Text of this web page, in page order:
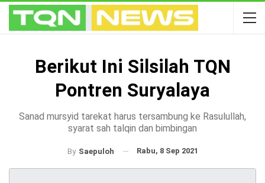
Berikut Ini Silsilah TQN
Pontren Suryalaya
Sanad mursyid tarekat harus tersambung ke Rasulullah,
syarat sah talqin dan bimbingan
By Saepuloh Rabu, 8 Sep 2021